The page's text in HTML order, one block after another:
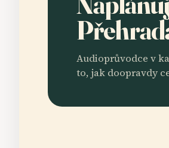
Audioprůvodce v
to, jak doopravdy